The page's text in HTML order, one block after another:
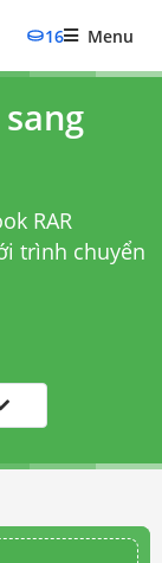
16 Menu
RAR
trình chuyển